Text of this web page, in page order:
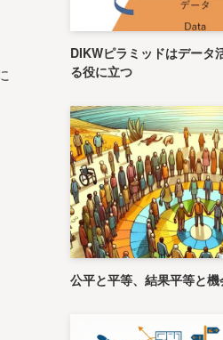
DIKWピラミッドはデータ
る役に立つ
公平と平等、結果平等と